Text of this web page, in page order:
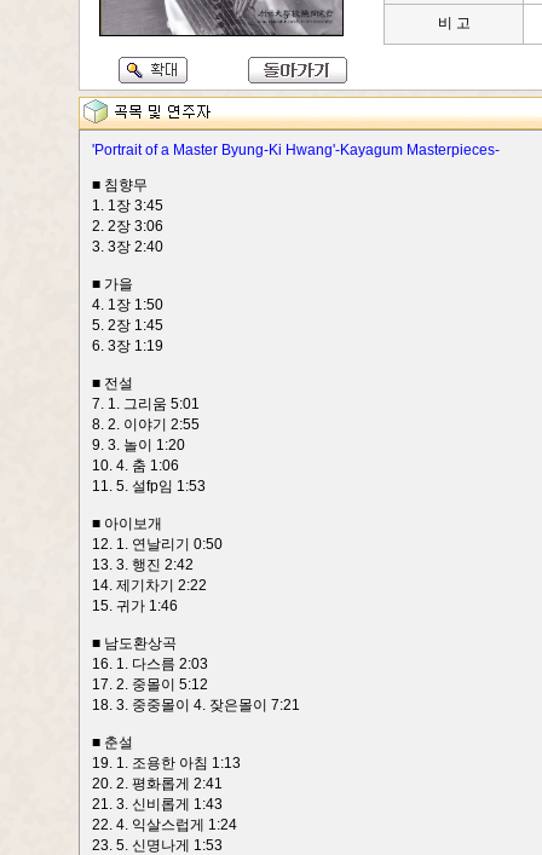
비 고
'Portrait of a Master Byung-Ki Hwang'-Kayagum Masterpieces-
■ 침향무
1. 1장 3:45
2. 2장 3:06
3. 3장 2:40
■ 가을
4. 1장 1:50
5. 2장 1:45
6. 3장 1:19
■ 전설
7. 1. 그리움 5:01
8. 2. 이야기 2:55
9. 3. 놀이 1:20
10. 4. 춤 1:06
11. 5. 설fp임 1:53
■ 아이보개
12. 1. 연날리기 0:50
13. 3. 행진 2:42
14. 제기차기 2:22
15. 귀가 1:46
■ 남도환상곡
16. 1. 다스름 2:03
17. 2. 중몰이 5:12
18. 3. 중중몰이 4. 잦은몰이 7:21
■ 춘설
19. 1. 조용한 아침 1:13
20. 2. 평화롭게 2:41
21. 3. 신비롭게 1:43
22. 4. 익살스럽게 1:24
23. 5. 신명나게 1:53